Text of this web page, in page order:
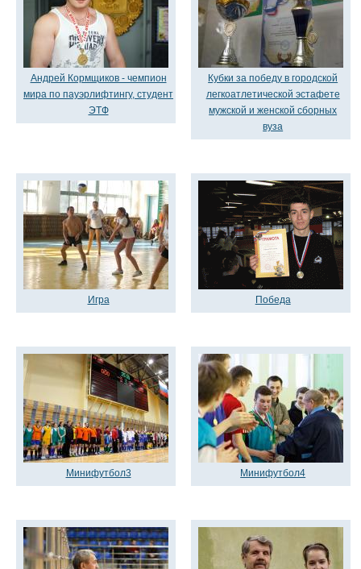
Андрей Кормщиков - чемпион
мира по пауэрлифтингу, студент
ЭТФ
Кубки за победу в городской
легкоатлетической эстафете
мужской и женской сборных
вуза
Игра Победа
Минифутбол3 Минифутбол4